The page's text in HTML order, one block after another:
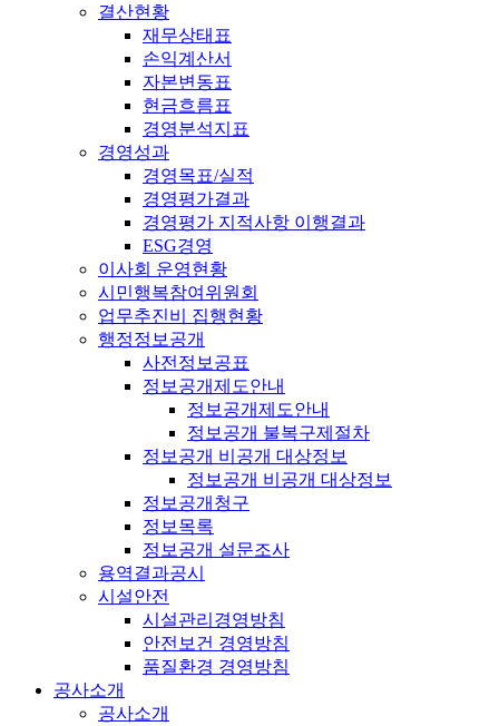
결산현황
재무상태표
손익계산서
자본변동표
현금흐름표
경영분석지표
경영성과
경영목표/실적
경영평가결과
경영평가 지적사항 이행결과
ESG경영
이사회 운영현황
시민행복참여위원회
업무추진비 집행현황
행정정보공개
사전정보공표
정보공개제도안내
정보공개제도안내
정보공개 불복구제절차
정보공개 비공개 대상정보
정보공개 비공개 대상정보
정보공개청구
정보목록
정보공개 설문조사
용역결과공시
시설안전
시설관리경영방침
안전보건 경영방침
품질환경 경영방침
공사소개
공사소개